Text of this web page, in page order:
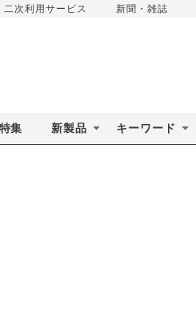
二次利用サービス 新聞・雑誌
特集 新製品 キーワード